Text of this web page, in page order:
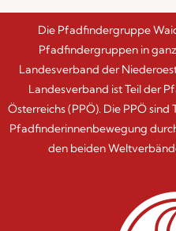
Die Pfadfindergruppe
Pfadfindergruppen in
Landesverband der
Landesverband ist Teil der
Österreichs (PPÖ). Die PPÖ
Pfadfinderinnenbewegung
den beiden